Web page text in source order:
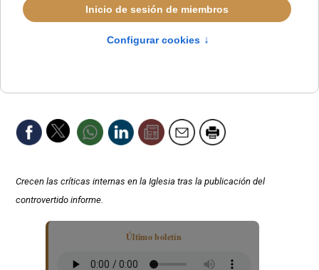
Crecen las críticas internas en la Iglesia tras la publicación del
controvertido informe.
Último boletín